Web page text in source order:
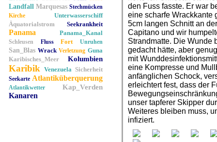
Landfall Marquesas Stechmücken
Kirche
Unterwasserschiff
Äquatorialstrom
Seekrankheit
Panama Panama_Kanal
Schleusen Fluss Fort Unruhen
San_Blas Wrack Verletzung Guna
Karibisches_Meer
Kolumbien
Karibik Venezuela Sicherheit
Seekarte Atlantiküberquerung
Atlantikwetter Kap_Verden
Kanaren
den Fuss fasste. Er war
eine scharfe Wrackkante
5cm langen Schnitt an
Capitano und wir
Strandmatte. Die Wunde
gedacht hätte, aber
mit
eine Kompresse und
anfänglichen Schock,
erleichtert fest, dass der
unser tapferer Skipper
Weiteres bleiben muss,
infiziert.